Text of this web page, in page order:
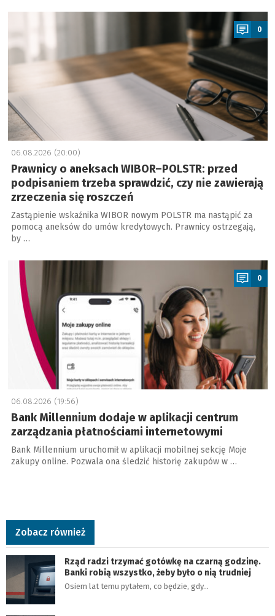
a
0
06.08.2026 (20:00)
Prawnicy o aneksach WIBOR–POLSTR: przed
podpisaniem trzeba sprawdzić, czy nie zawierają
zrzeczenia się roszczeń
Zastąpienie wskaźnika WIBOR nowym POLSTR ma nastąpić za
pomocą aneksów do umów kredytowych. Prawnicy ostrzegają,
by …
0
06.08.2026 (19:56)
Bank Millennium dodaje w aplikacji centrum
zarządzania płatnościami internetowymi
Bank Millennium uruchomił w aplikacji mobilnej sekcję Moje
zakupy online. Pozwala ona śledzić historię zakupów w …
Zobacz również
Rząd radzi trzymać gotówkę na czarną godzinę.
Banki robią wszystko, żeby było o nią trudniej
Osiem lat temu pytałem, co będzie, gdy…